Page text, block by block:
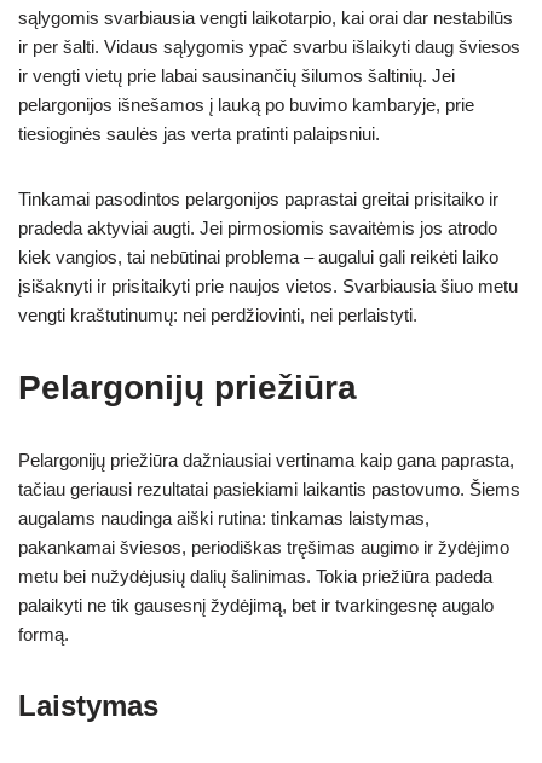
sąlygomis svarbiausia vengti laikotarpio, kai orai dar nestabilūs
ir per šalti. Vidaus sąlygomis ypač svarbu išlaikyti daug šviesos
ir vengti vietų prie labai sausinančių šilumos šaltinių. Jei
pelargonijos išnešamos į lauką po buvimo kambaryje, prie
tiesioginės saulės jas verta pratinti palaipsniui.
Tinkamai pasodintos pelargonijos paprastai greitai prisitaiko ir
pradeda aktyviai augti. Jei pirmosiomis savaitėmis jos atrodo
kiek vangios, tai nebūtinai problema – augalui gali reikėti laiko
įsišaknyti ir prisitaikyti prie naujos vietos. Svarbiausia šiuo metu
vengti kraštutinumų: nei perdžiovinti, nei perlaistyti.
Pelargonijų priežiūra
Pelargonijų priežiūra dažniausiai vertinama kaip gana paprasta,
tačiau geriausi rezultatai pasiekiami laikantis pastovumo. Šiems
augalams naudinga aiški rutina: tinkamas laistymas,
pakankamai šviesos, periodiškas tręšimas augimo ir žydėjimo
metu bei nužydėjusių dalių šalinimas. Tokia priežiūra padeda
palaikyti ne tik gausesnį žydėjimą, bet ir tvarkingesnę augalo
formą.
Laistymas